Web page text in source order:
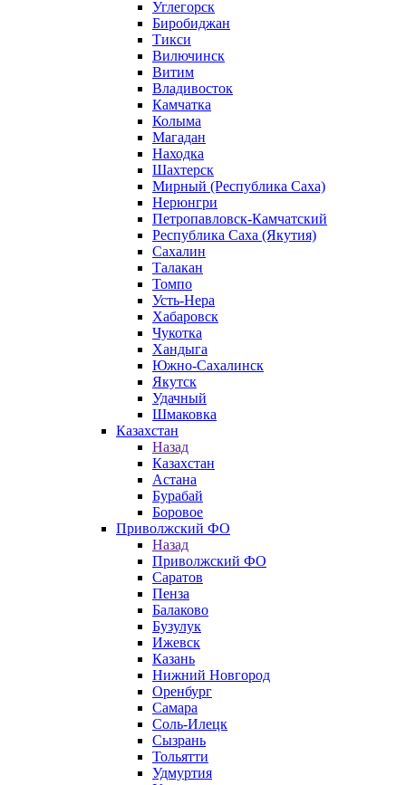
Углегорск
Биробиджан
Тикси
Вилючинск
Витим
Владивосток
Камчатка
Колыма
Магадан
Находка
Шахтерск
Мирный (Республика Саха)
Нерюнгри
Петропавловск-Камчатский
Республика Саха (Якутия)
Сахалин
Талакан
Томпо
Усть-Нера
Хабаровск
Чукотка
Хандыга
Южно-Сахалинск
Якутск
Удачный
Шмаковка
Казахстан
Назад
Казахстан
Астана
Бурабай
Боровое
Приволжский ФО
Назад
Приволжский ФО
Саратов
Пенза
Балаково
Бузулук
Ижевск
Казань
Нижний Новгород
Оренбург
Самара
Соль-Илецк
Сызрань
Тольятти
Удмуртия